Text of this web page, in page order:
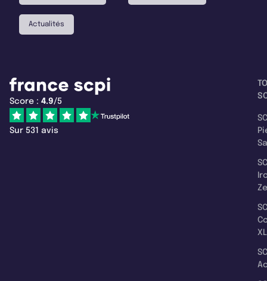
Actualités
Score : 4.9/5
Sur 531 avis
XL